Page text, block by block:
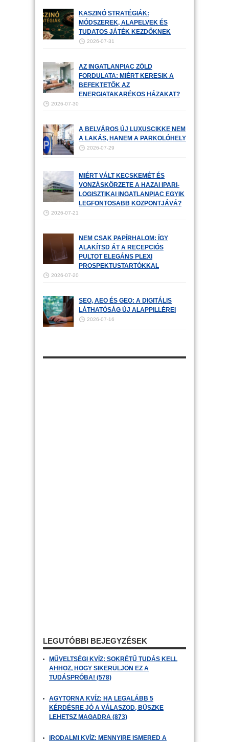
KASZINÓ STRATÉGIÁK:
MÓDSZEREK, ALAPELVEK ÉS
TUDATOS JÁTÉK KEZDŐKNEK
2026-07-31
AZ INGATLANPIAC ZÖLD
FORDULATA: MIÉRT KERESIK A
BEFEKTETŐK AZ
ENERGIATAKARÉKOS HÁZAKAT?
2026-07-30
A BELVÁROS ÚJ LUXUSCIKKE NEM
A LAKÁS, HANEM A PARKOLÓHELY
2026-07-29
MIÉRT VÁLT KECSKEMÉT ÉS
VONZÁSKÖRZETE A HAZAI IPARI-
LOGISZTIKAI INGATLANPIAC EGYIK
LEGFONTOSABB KÖZPONTJÁVÁ?
2026-07-21
NEM CSAK PAPÍRHALOM: ÍGY
ALAKÍTSD ÁT A RECEPCIÓS
PULTOT ELEGÁNS PLEXI
PROSPEKTUSTARTÓKKAL
2026-07-20
SEO, AEO ÉS GEO: A DIGITÁLIS
LÁTHATÓSÁG ÚJ ALAPPILLÉREI
2026-07-16
LEGUTÓBBI BEJEGYZÉSEK
MŰVELTSÉGI KVÍZ: SOKRÉTŰ TUDÁS KELL
AHHOZ, HOGY SIKERÜLJÖN EZ A
TUDÁSPRÓBA! (578)
AGYTORNA KVÍZ: HA LEGALÁBB 5
KÉRDÉSRE JÓ A VÁLASZOD, BÜSZKE
LEHETSZ MAGADRA (873)
IRODALMI KVÍZ: MENNYIRE ISMERED A